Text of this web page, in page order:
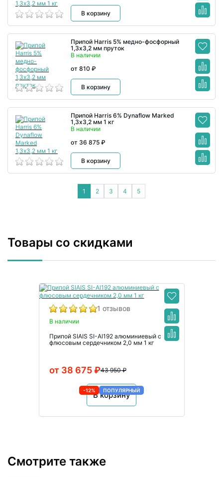
В корзину
Припой Harris 5% медно-фосфорный
1,3х3,2 мм пруток
В наличии
от 810 ₽
В корзину
Припой Harris 6% Dynaflow Marked
1,3х3,2 мм 1 кг
В наличии
от 36 875 ₽
В корзину
1 2 3 4 5
Товары со скидками
1 отзывов
В наличии
Припой SIAIS SI-Al192 алюминиевый с
флюсовым сердечником 2,0 мм 1 кг
43 950 ₽
от 38 675 ₽
В корзину
-12% ПОПУЛЯРНЫЙ
Смотрите также